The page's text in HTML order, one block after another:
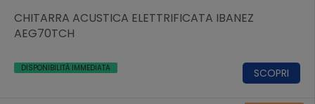
CHITARRA ACUSTICA ELETTRIFICATA IBANEZ
AEG70TCH
DISPONIBILITÀ IMMEDIATA SCOPRI